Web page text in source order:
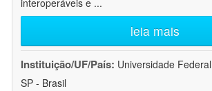
interoperáveis e ...
leia mais
Instituição/UF/País: Universidade
SP - Brasil